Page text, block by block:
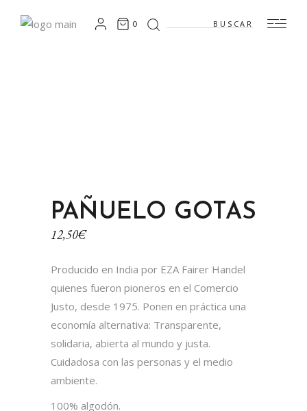
0 Search
for:
PAÑUELO GOTAS
12,50€
Producido en India por EZA Fairer Handel
quienes fueron pioneros en el Comercio
Justo, desde 1975. Ponen en práctica una
economía alternativa: Transparente,
solidaria, abierta al mundo y justa.
Cuidadosa con las personas y el medio
ambiente.
100% algodón.